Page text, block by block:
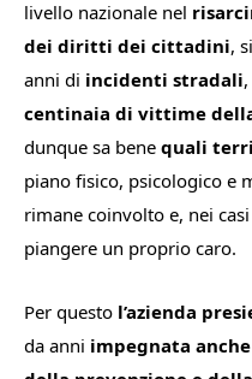
livello nazionale nel
dei diritti dei cittadini,
anni di incidenti stradali
centinaia di vittime
dunque sa bene quali
piano fisico, psicologico e
rimane coinvolto e, nei
piangere un proprio caro.
Per questo l’azienda
da anni impegnata